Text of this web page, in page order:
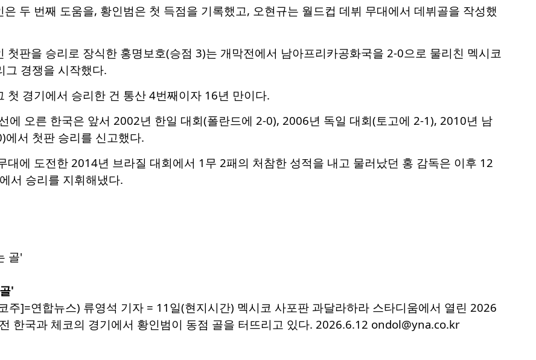
두 번째 도움을, 황인범은 첫 득점을 기록했고, 오현규는 월드컵 데뷔 무대에서 데뷔골을 작성했
첫판을 승리로 장식한 홍명보호(승점 3)는 개막전에서 남아프리카공화국을 2-0으로 물리친 멕시코
그 경쟁을 시작했다.
첫 경기에서 승리한 건 통산 4번째이자 16년 만이다.
에 오른 한국은 앞서 2002년 한일 대회(폴란드에 2-0), 2006년 독일 대회(토고에 2-1), 2010년 남
에서 첫판 승리를 신고했다.
대에 도전한 2014년 브라질 대회에서 1무 2패의 처참한 성적을 내고 물러났던 홍 감독은 이후 12
서 승리를 지휘해냈다.
'
주]=연합뉴스) 류영석 기자 = 11일(현지시간) 멕시코 사포판 과달라하라 스타디움에서 열린 2026
한국과 체코의 경기에서 황인범이 동점 골을 터뜨리고 있다. 2026.6.12 ondol@yna.co.kr